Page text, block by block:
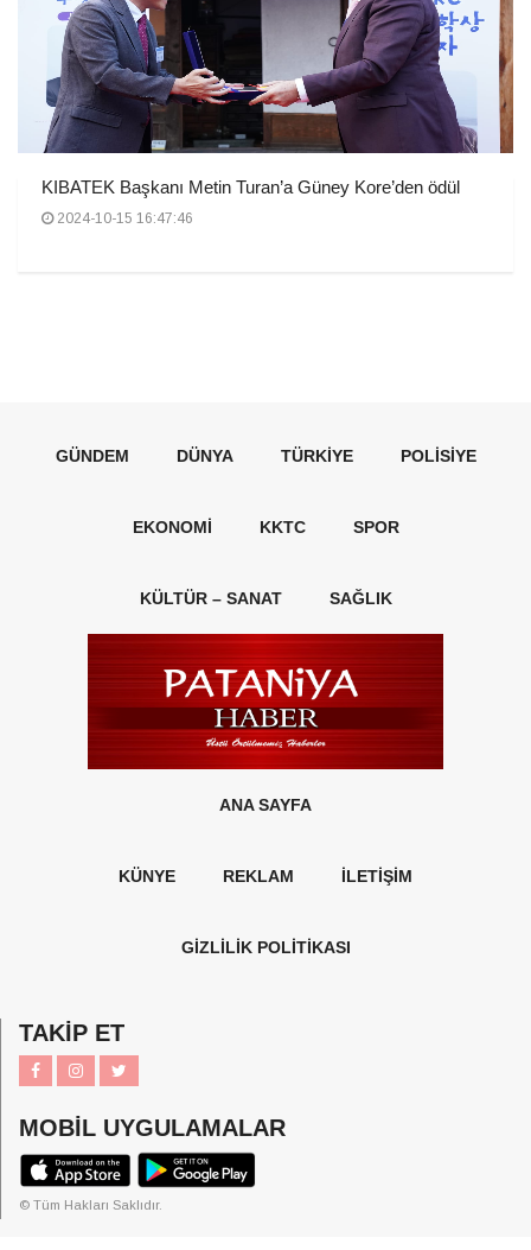
KIBATEK Başkanı Metin Turan’a Güney Kore’den ödül
2024-10-15 16:47:46
GÜNDEM DÜNYA TÜRKIYE POLISIYE
EKONOMI KKTC SPOR
KÜLTÜR – SANAT SAĞLIK
ANA SAYFA
KÜNYE REKLAM İLETİŞİM
GİZLİLİK POLİTİKASI
TAKİP ET
MOBİL UYGULAMALAR
© Tüm Hakları Saklıdır.